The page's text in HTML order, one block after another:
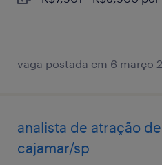
vaga postada em 6 março
analista de atração
cajamar/sp